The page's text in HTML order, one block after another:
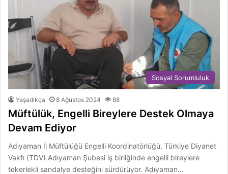
Sosyal Sorumluluk
Yaşadıkça 8 Ağustos 2024 68
Müftülük, Engelli Bireylere Destek Olmaya
Devam Ediyor
Adıyaman İl Müftülüğü Engelli Koordinatörlüğü, Türkiye Diyanet
Vakfı (TDV) Adıyaman Şubesi iş birliğinde engelli bireylere
tekerlekli sandalye desteğini sürdürüyor. Adıyaman…